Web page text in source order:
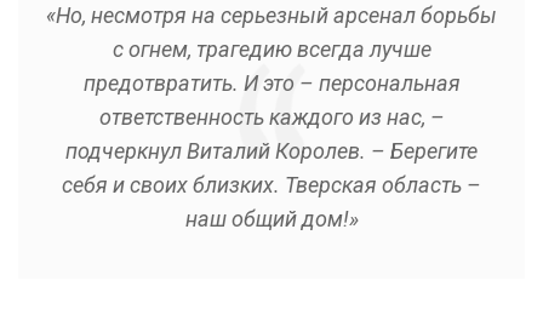
«Но, несмотря на серьезный арсенал борьбы
с огнем, трагедию всегда лучше
предотвратить. И это – персональная
ответственность каждого из нас, –
подчеркнул Виталий Королев. – Берегите
себя и своих близких. Тверская область –
наш общий дом!»